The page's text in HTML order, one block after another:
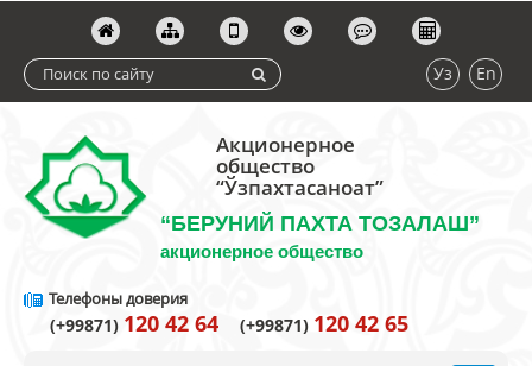
Уз En
Акционерное
общество
“Ўзпахтасаноат”
“БЕРУНИЙ ПАХТА ТОЗАЛАШ”
акционерное общество
Телефоны доверия
(+99871) 120 42 64 (+99871) 120 42 65